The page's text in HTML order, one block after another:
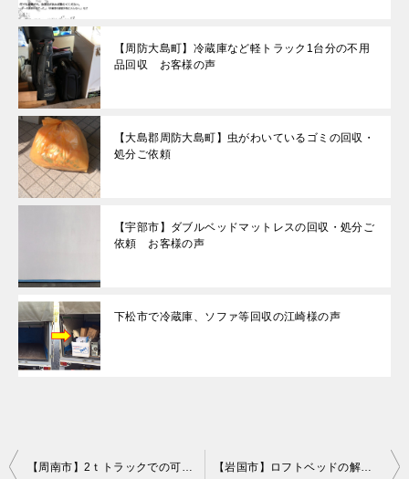
【周防大島町】冷蔵庫など軽トラック1台分の不用
品回収 お客様の声
【大島郡周防大島町】虫がわいているゴミの回収・
処分ご依頼
【宇部市】ダブルベッドマットレスの回収・処分ご
依頼 お客様の声
下松市で冷蔵庫、ソファ等回収の江崎様の声
投
【周南市】2ｔトラックでの可燃ゴミの回収・処分 お客様の声 【岩国市】ロフトベッドの解体・回収・処分 お客様の声